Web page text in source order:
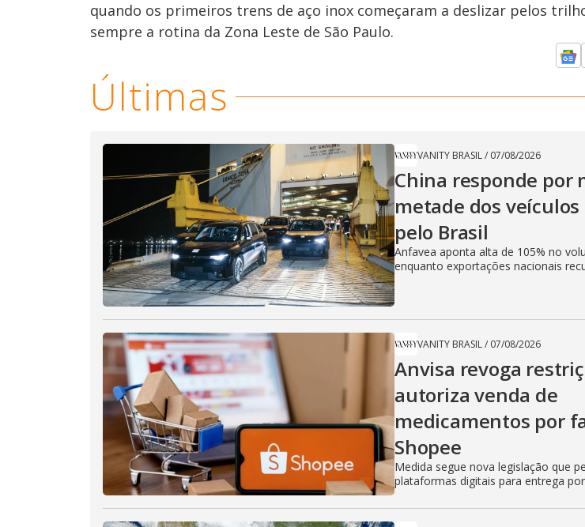
quando os primeiros trens de aço inox começaram a deslizar pelos
sempre a rotina da Zona Leste de São Paulo.
Últimas
VANITY BRASIL/ 07/08/2026
China responde por
metade dos
pelo Brasil
Anfavea aponta alta de 105% no
enquanto exportações nacionais
VANITY BRASIL/ 07/08/2026
Anvisa revoga
autoriza venda de
medicamentos por
Shopee
Medida segue nova legislação que
plataformas digitais para entrega